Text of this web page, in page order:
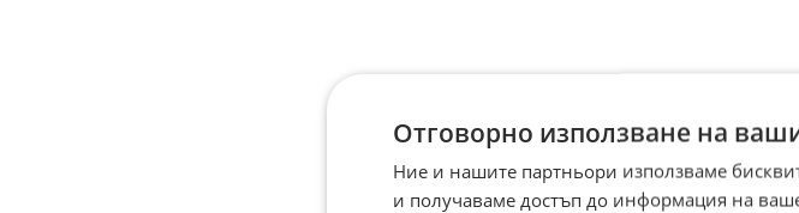
Отговорно използване на
Ние и нашите партньори използваме
и получаваме достъп до информация на